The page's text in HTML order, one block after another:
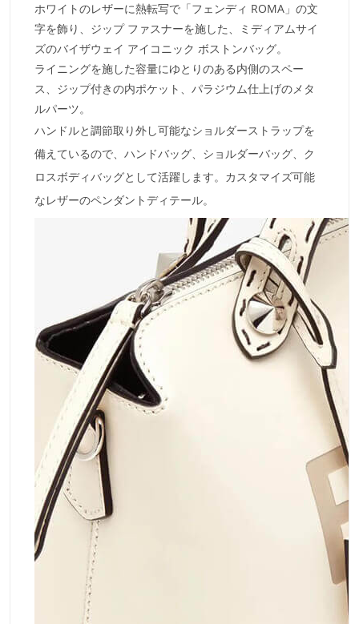
ホワイトのレザーに熱転写で「フェンディ ROMA」の文
字を飾り、ジップ ファスナーを施した、ミディアムサイ
ズのバイザウェイ アイコニック ボストンバッグ。
ライニングを施した容量にゆとりのある内側のスペー
ス、ジップ付きの内ポケット、パラジウム仕上げのメタ
ルパーツ。
ハンドルと調節取り外し可能なショルダーストラップを
備えているので、ハンドバッグ、ショルダーバッグ、ク
ロスボディバッグとして活躍します。カスタマイズ可能
なレザーのペンダントディテール。